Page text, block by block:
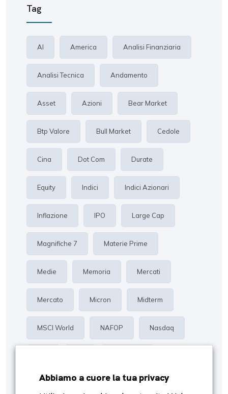
Tag
AI America Analisi Finanziaria
Analisi Tecnica Andamento
Asset Azioni Bear Market
Btp Valore Bull Market Cedole
Cina Dot Com Durate
Equity Indici Indici Azionari
Inflazione IPO Large Cap
Magnifiche 7 Materie Prime
Medie Memoria Mercati
Mercato Micron Midterm
MSCI World NAFOP Nasdaq
Rendimento Risk Management
Abbiamo a cuore la tua privacy